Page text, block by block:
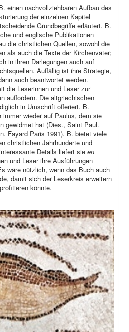
einen nachvollziehbaren Aufbau des
der einzelnen Kapitel
Grundbegriffe erläutert. B.
und englische Publikationen
die christlichen Quellen, sowohl die
als auch die Texte der Kirchenväter;
in ihren Darlegungen auch auf
Auffällig ist ihre Strategie,
auch beantwortet werden.
die Leserinnen und Leser zur
auffordern. Die altgriechischen
in Umschrift offeriert. B.
wieder auf Paulus, dem sie
gewidmet hat (Dies., Saint Paul.
Fayard Paris 1991). B. bietet viele
christlichen Jahrhunderte und
Details liefert sie en
und Leser ihre Ausführungen
wäre nützlich, wenn das Buch auch
damit sich der Leserkreis erweitern
könnte.